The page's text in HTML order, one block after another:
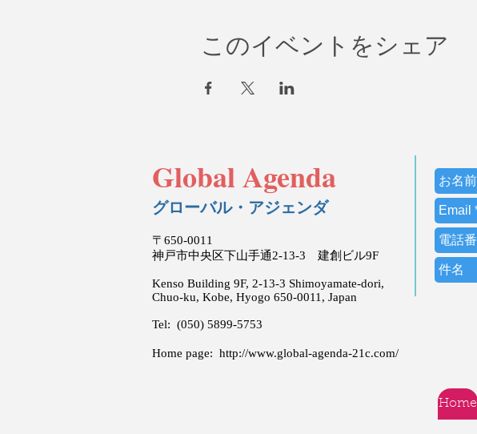
このイベントをシェア
Global Agenda
グローバル・アジェンダ
〒650-0011
神戸市中央区下山手通2-13-3 建創ビル9F
Kenso Building 9F, 2-13-3 Shimoyamate-dori,
Chuo-ku, Kobe, Hyogo 650-0011, Japan
Tel: (050) 5899-5753
Home page: http://www.global-agenda-21c.com/
Home